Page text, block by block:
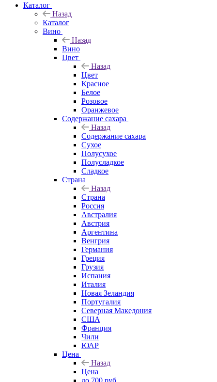
Каталог
Назад
Каталог
Вино
Назад
Вино
Цвет
Назад
Цвет
Красное
Белое
Розовое
Оранжевое
Содержание сахара
Назад
Содержание сахара
Сухое
Полусухое
Полусладкое
Сладкое
Страна
Назад
Страна
Россия
Австралия
Австрия
Аргентина
Венгрия
Германия
Греция
Грузия
Испания
Италия
Новая Зеландия
Португалия
Северная Македония
США
Франция
Чили
ЮАР
Цена
Назад
Цена
до 700 руб.